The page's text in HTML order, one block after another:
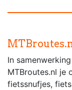
In
MTBroutes.nl je
fietssnufjes,